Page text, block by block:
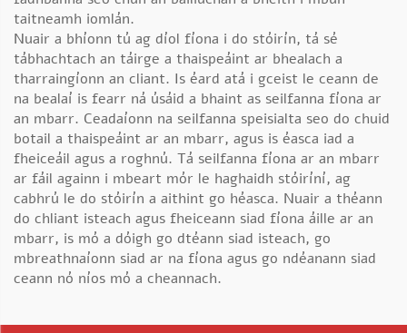
taitneamh iomlán.
Nuair a bhíonn tú ag díol fíona i do stóirín, tá sé
tábhachtach an táirge a thaispeáint ar bhealach a
tharraingíonn an cliant. Is éard atá i gceist le ceann de
na bealaí is fearr ná úsáid a bhaint as seilfanna fíona ar
an mbarr. Ceadaíonn na seilfanna speisialta seo do chuid
botail a thaispeáint ar an mbarr, agus is éasca iad a
fheiceáil agus a roghnú. Tá seilfanna fíona ar an mbarr
ar fáil againn i mbeart mór le haghaidh stóiríní, ag
cabhrú le do stóirín a aithint go héasca. Nuair a théann
do chliant isteach agus fheiceann siad fíona áille ar an
mbarr, is mó a dóigh go dtéann siad isteach, go
mbreathnaíonn siad ar na fíona agus go ndéanann siad
ceann nó níos mó a cheannach.